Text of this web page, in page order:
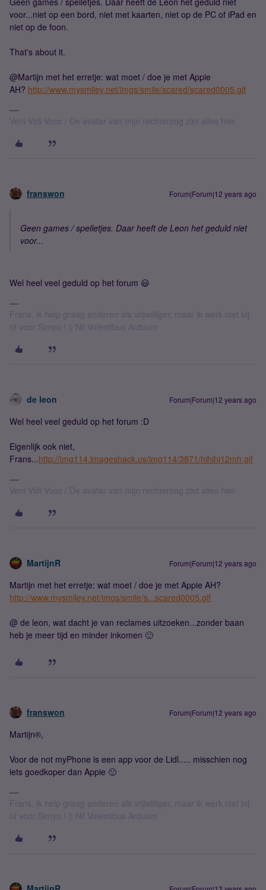
voor...niet op een bord, niet met kaarten, niet op de PC of iPad en
niet op de foon.
That's about it.
@Martijn met het erretje: wat moet / doe je met Appie
AH? http://www.mysmiley.net/imgs/smile/scared/scared0005.gif
Veni Vidi Voco / De avatar van mijn rechteroog ziet alles hier.
franswon Forum|Forum|12 years ago
Geen games / spelletjes. Daar heeft de Leon het geduld niet
voor...
Wel heel veel geduld op het forum 😃
Frans, ik help graag anderen als vrijwilliger, maar ik werk niet bij
of voor Simyo ! || Nil Volentibus Arduum
de leon Forum|Forum|12 years ago
Wel heel veel geduld op het forum :D
Eigenlijk ook niet,
Frans...http://img114.imageshack.us/img114/3871/hihihi12mh.gif
Veni Vidi Voco / De avatar van mijn rechteroog ziet alles hier.
MartijnR Forum|Forum|12 years ago
Martijn met het erretje: wat moet / doe je met Appie AH?
http://www.mysmiley.net/imgs/smile/s...scared0005.gif
@ de leon, wat dacht je van reclames uitzoeken...zonder baan
heb je meer tijd en minder inkomen 🙂
franswon Forum|Forum|12 years ago
Martijn®,
Voor de not myPhone is een app voor de Lidl..... misschien nog
iets goedkoper dan Appie 🙂
Frans, ik help graag anderen als vrijwilliger, maar ik werk niet bij
of voor Simyo ! || Nil Volentibus Arduum